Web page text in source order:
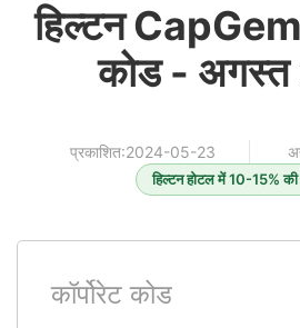
हिल्टन
कोड -
प्रकाशित:2024-05-23
हिल्टन होटल में 10-15%
कॉर्पोरेट कोड